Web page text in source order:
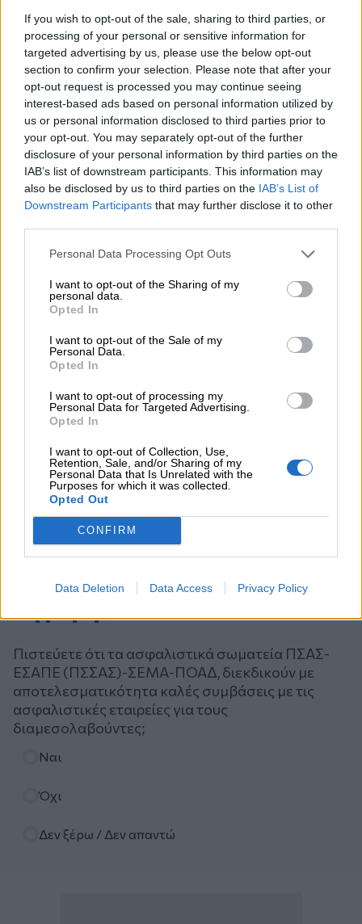
If you wish to opt-out of the sale, sharing to third parties, or
processing of your personal or sensitive information for
targeted advertising by us, please use the below opt-out
section to confirm your selection. Please note that after your
opt-out request is processed you may continue seeing
interest-based ads based on personal information utilized by
us or personal information disclosed to third parties prior to
your opt-out. You may separately opt-out of the further
disclosure of your personal information by third parties on the
IAB’s list of downstream participants. This information may
also be disclosed by us to third parties on the IAB’s List of
Downstream Participants that may further disclose it to other
Personal Data Processing Opt Outs
I want to opt-out of the Sharing of my
personal data.
Opted In
I want to opt-out of the Sale of my
Personal Data.
Opted In
I want to opt-out of processing my
Personal Data for Targeted Advertising.
Opted In
I want to opt-out of Collection, Use,
Retention, Sale, and/or Sharing of my
Personal Data that Is Unrelated with the
Purposes for which it was collected.
Opted Out
CONFIRM
Data Deletion Data Access Privacy Policy
05.08.2026
Randy Schekman, Νομπελίστας Ιατρικής: «Σε πέντε χρόνια
μπορεί να έχουμε θεραπεία που αναστέλλει την εξέλιξη του
Πάρκινσον»
05.08.2026
Ε.Ε και παράνομη μετανάστευση: προτάσεις και δράσεις με
παρονομαστή το κοινό συμφέρον
05.08.2026
Αντώνης Βουκλαρής - «ΕΡΡΙΚΟΣ ΝΤΥΝΑΝ»
διαμεσολαβητών
Πιστεύετε ότι τα ασφαλιστικά σωματεία ΠΣΑΣ-
ΕΣΑΠΕ (ΠΣΣΑΣ)-ΣΕΜΑ-ΠΟΑΔ, διεκδικούν με
αποτελεσματικότητα καλές συμβάσεις με τις
ασφαλιστικές εταιρείες για τους
διαμεσολαβούντες;
Ναι
Όχι
Δεν ξέρω / Δεν απαντώ